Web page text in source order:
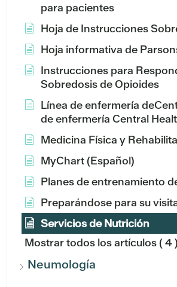
para pacientes
Hoja de Instrucciones
Hoja informativa de
Instrucciones para
Sobredosis de Opioides
Línea de enfermería
de enfermería Central
Medicina Física y
MyChart (Español)
Planes de entrenamiento
Preparándose para su
Servicios de Nutrición
Mostrar todos los artículos( 4 )
Neumología